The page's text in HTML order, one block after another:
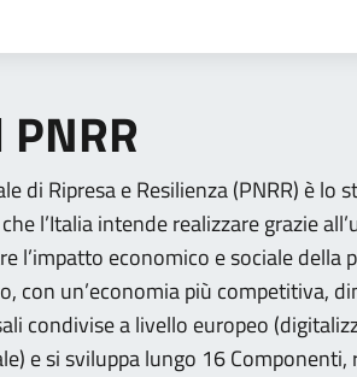
PNRR
di Ripresa e Resilienza (PNRR) è
l’Italia intende realizzare grazie
l’impatto economico e sociale della
con un’economia più competitiva,
condivise a livello europeo
e si sviluppa lungo 16